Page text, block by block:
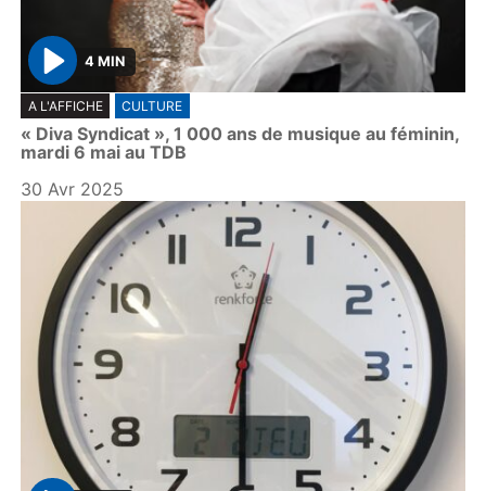
P
l
a
y
4 MIN
A L'AFFICHE CULTURE
« Diva Syndicat », 1 000 ans de musique au féminin,
mardi 6 mai au TDB
30 Avr 2025